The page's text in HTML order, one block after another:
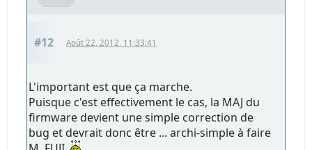
#12 Août 22, 2012, 11:33:41
L'important est que ça marche.
Puisque c'est effectivement le cas, la MAJ du
firmware devient une simple correction de
bug et devrait donc être ... archi-simple à faire